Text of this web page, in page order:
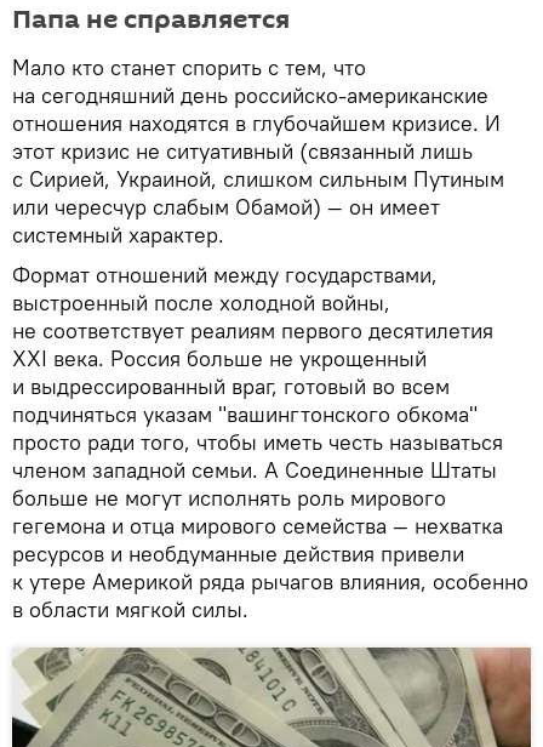
Папа не справляется
Мало кто станет спорить с тем, что
на сегодняшний день российско-американские
отношения находятся в глубочайшем кризисе. И
этот кризис не ситуативный (связанный лишь
с Сирией, Украиной, слишком сильным Путиным
или чересчур слабым Обамой) — он имеет
системный характер.
Формат отношений между государствами,
выстроенный после холодной войны,
не соответствует реалиям первого десятилетия
XXI века. Россия больше не укрощенный
и выдрессированный враг, готовый во всем
подчиняться указам "вашингтонского обкома"
просто ради того, чтобы иметь честь называться
членом западной семьи. А Соединенные Штаты
больше не могут исполнять роль мирового
гегемона и отца мирового семейства — нехватка
ресурсов и необдуманные действия привели
к утере Америкой ряда рычагов влияния, особенно
в области мягкой силы.